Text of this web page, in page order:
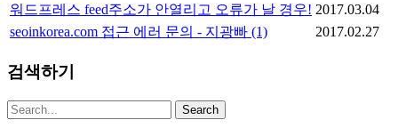
워드프레스 feed주소가 안열리고 오류가 날 경우! 2017.03.04
seoinkorea.com 접근 에러 문의 - 지광빠 (1) 2017.02.27
검색하기